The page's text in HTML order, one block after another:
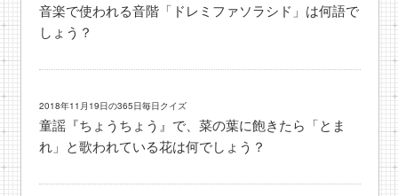
音楽で使われる音階「ドレミファソラシド」は何語で
しょう？
2018年11月19日の365日毎日クイズ
童謡『ちょうちょう』で、菜の葉に飽きたら「とま
れ」と歌われている花は何でしょう？